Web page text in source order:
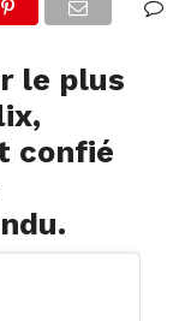
le plus
confié